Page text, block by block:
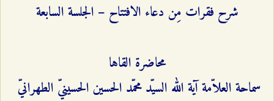
شرح فقرات مِن دعاء الافتتاح – الجلسة السابعة
محاضرة القاها
سماحة العلاّمة آية الله السيّد محمّد الحسين الحسينيّ الطهرانيّ